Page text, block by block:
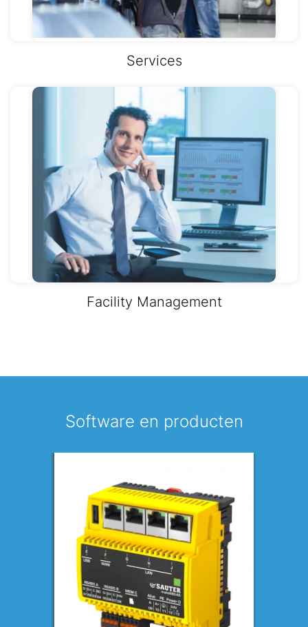
Services
Facility Management
Software en producten